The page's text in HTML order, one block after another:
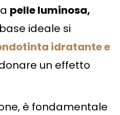
pelle luminosa,
ideale si
idratante e
un effetto
è fondamentale